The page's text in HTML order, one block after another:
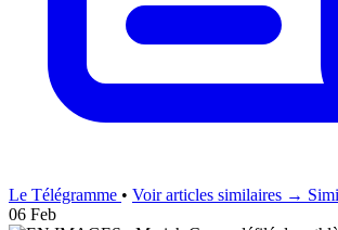
Le Télégramme • Voir articles similaires →
06 Feb